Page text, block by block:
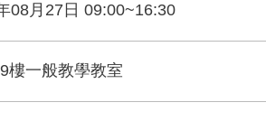
08月27日 09:00~16:30
樓一般教學教室